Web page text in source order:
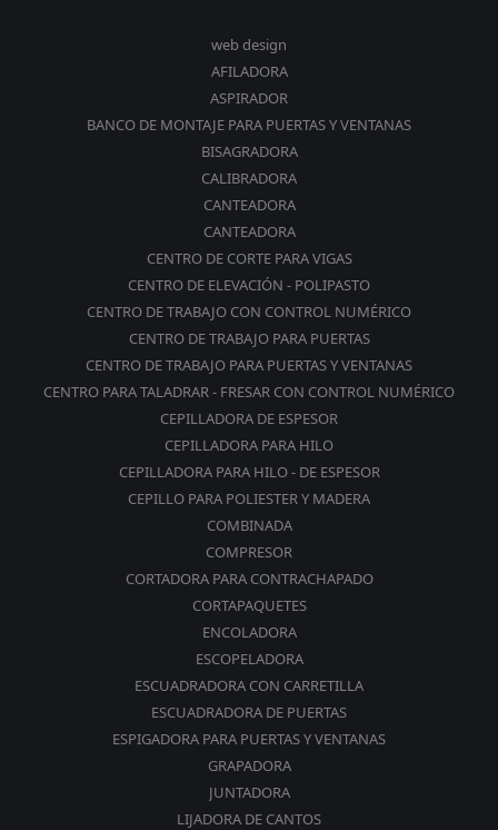
web design
AFILADORA
ASPIRADOR
BANCO DE MONTAJE PARA PUERTAS Y VENTANAS
BISAGRADORA
CALIBRADORA
CANTEADORA
CANTEADORA
CENTRO DE CORTE PARA VIGAS
CENTRO DE ELEVACIÓN - POLIPASTO
CENTRO DE TRABAJO CON CONTROL NUMÉRICO
CENTRO DE TRABAJO PARA PUERTAS
CENTRO DE TRABAJO PARA PUERTAS Y VENTANAS
CENTRO PARA TALADRAR - FRESAR CON CONTROL NUMÉRICO
CEPILLADORA DE ESPESOR
CEPILLADORA PARA HILO
CEPILLADORA PARA HILO - DE ESPESOR
CEPILLO PARA POLIESTER Y MADERA
COMBINADA
COMPRESOR
CORTADORA PARA CONTRACHAPADO
CORTAPAQUETES
ENCOLADORA
ESCOPELADORA
ESCUADRADORA CON CARRETILLA
ESCUADRADORA DE PUERTAS
ESPIGADORA PARA PUERTAS Y VENTANAS
GRAPADORA
JUNTADORA
LIJADORA DE CANTOS